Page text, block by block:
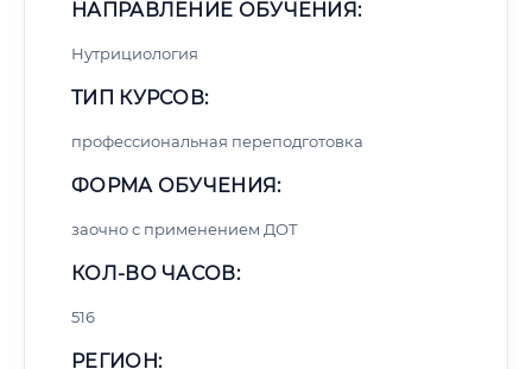
НАПРАВЛЕНИЕ ОБУЧЕНИЯ:
Нутрициология
ТИП КУРСОВ:
профессиональная переподготовка
ФОРМА ОБУЧЕНИЯ:
заочно с применением ДОТ
КОЛ-ВО ЧАСОВ:
516
РЕГИОН: